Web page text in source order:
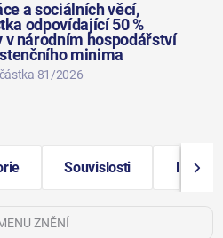
a sociálních věcí,
odpovídající 50 %
národním hospodářství
minima
81/2026
Souvislosti Další
ZNĚNÍ